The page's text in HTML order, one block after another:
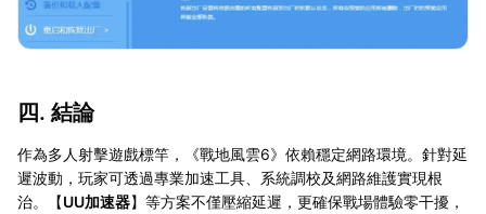
四. 結論
作為多人射擊遊戲標竿，《戰地風雲6》依賴穩定網路環境。針對延
遲波動，玩家可透過專業加速工具、系統調校及網路維護實現根
治。【UU加速器】等方案不僅壓縮延遲，更確保戰場體驗零干擾，